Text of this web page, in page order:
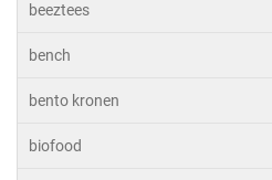
beeztees
bench
bento kronen
biofood